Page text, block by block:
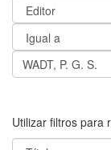
Utilizar filtros para